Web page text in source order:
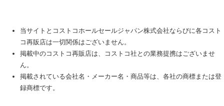
当サイトとコストコホールセールジャパン株式会社ならびに各コスト
コ再販店は一切関係はございません。
掲載中のコストコ再販店は、コストコ社との業務提携はございませ
ん。
掲載されている会社名・メーカー名・商品等は、各社の商標または登
録商標です。